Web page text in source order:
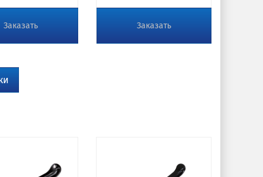
Заказать Заказать